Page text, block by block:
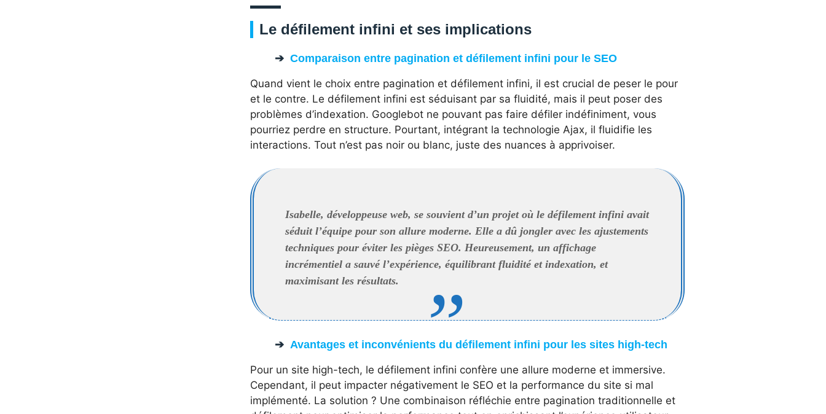
Le défilement infini et ses implications
Comparaison entre pagination et défilement infini pour le SEO
Quand vient le choix entre pagination et défilement infini, il est crucial de peser le pour
et le contre. Le défilement infini est séduisant par sa fluidité, mais il peut poser des
problèmes d’indexation. Googlebot ne pouvant pas faire défiler indéfiniment, vous
pourriez perdre en structure. Pourtant, intégrant la technologie Ajax, il fluidifie les
interactions. Tout n’est pas noir ou blanc, juste des nuances à apprivoiser.
Isabelle, développeuse web, se souvient d’un projet où le défilement infini avait
séduit l’équipe pour son allure moderne. Elle a dû jongler avec les ajustements
techniques pour éviter les pièges SEO. Heureusement, un affichage
incrémentiel a sauvé l’expérience, équilibrant fluidité et indexation, et
maximisant les résultats.
Avantages et inconvénients du défilement infini pour les sites high-tech
Pour un site high-tech, le défilement infini confère une allure moderne et immersive.
Cependant, il peut impacter négativement le SEO et la performance du site si mal
implémenté. La solution ? Une combinaison réfléchie entre pagination traditionnelle et